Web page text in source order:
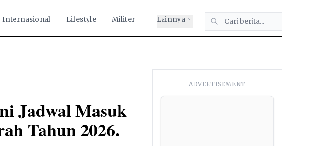
Internasional Lifestyle Militer Lainnya
Jadwal Masuk
Tahun 2026.
ADVERTISEMENT